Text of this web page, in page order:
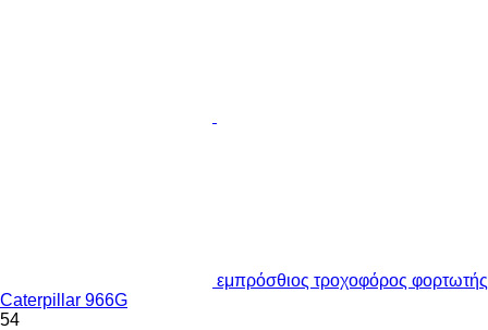
εμπρόσθιος τροχοφόρος φορτωτής
Caterpillar 966G
54